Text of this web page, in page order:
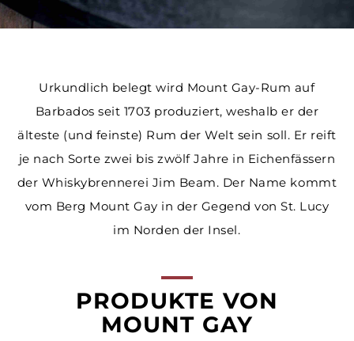
Urkundlich belegt wird Mount Gay-Rum auf
Barbados seit 1703 produziert, weshalb er der
älteste (und feinste) Rum der Welt sein soll. Er reift
je nach Sorte zwei bis zwölf Jahre in Eichenfässern
der Whiskybrennerei Jim Beam. Der Name kommt
vom Berg Mount Gay in der Gegend von St. Lucy
im Norden der Insel.
PRODUKTE VON
MOUNT GAY